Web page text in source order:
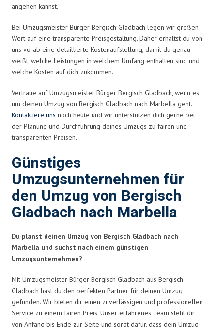
angehen kannst.
Bei Umzugsmeister Bürger Bergisch Gladbach legen wir großen
Wert auf eine transparente Preisgestaltung. Daher erhältst du von
uns vorab eine detaillierte Kostenaufstellung, damit du genau
weißt, welche Leistungen in welchem Umfang enthalten sind und
welche Kosten auf dich zukommen.
Vertraue auf Umzugsmeister Bürger Bergisch Gladbach, wenn es
um deinen Umzug von Bergisch Gladbach nach Marbella geht.
Kontaktiere uns noch heute und wir unterstützen dich gerne bei
der Planung und Durchführung deines Umzugs zu fairen und
transparenten Preisen.
Günstiges
Umzugsunternehmen für
den Umzug von Bergisch
Gladbach nach Marbella
Du planst deinen Umzug von Bergisch Gladbach nach
Marbella und suchst nach einem günstigen
Umzugsunternehmen?
Mit Umzugsmeister Bürger Bergisch Gladbach aus Bergisch
Gladbach hast du den perfekten Partner für deinen Umzug
gefunden. Wir bieten dir einen zuverlässigen und professionellen
Service zu einem fairen Preis. Unser erfahrenes Team steht dir
von Anfang bis Ende zur Seite und sorgt dafür, dass dein Umzug